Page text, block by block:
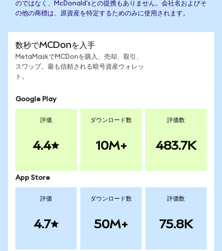
のではなく、McDonald'sとの提携もありません。会社名およびそ
の他の商標は、原資産を特定するためのみに使用されます。
数秒でMCDonを入手
MetaMaskでMCDonを購入、売却、取引、
スワップ。最も信頼される暗号資産ウォレッ
ト。
Google Play
評価
4.4
ダウンロード数
10M+
評価数
483.7K
App Store
評価
4.7
ダウンロード数
50M+
評価数
75.8K